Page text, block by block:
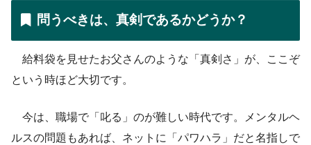
問うべきは、真剣であるかどうか？
給料袋を見せたお父さんのような「真剣さ」が、ここぞ
という時ほど大切です。
今は、職場で「叱る」のが難しい時代です。メンタルヘ
ルスの問題もあれば、ネットに「パワハラ」だと名指しで